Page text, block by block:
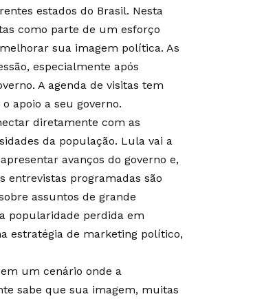
estados do Brasil. Nesta
como parte de um esforço
sua imagem política. As
especialmente após
A agenda de visitas tem
apoio a seu governo.
diretamente com as
da população. Lula vai a
avanços do governo e,
entrevistas programadas são
assuntos de grande
popularidade perdida em
estratégia de marketing político,
um cenário onde a
sabe que sua imagem, muitas